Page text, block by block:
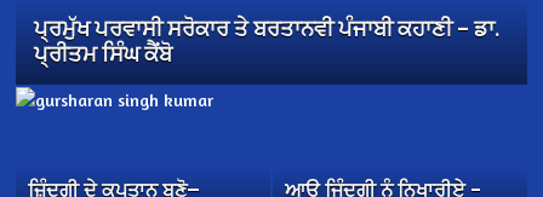
ਪ੍ਰਮੁੱਖ ਪਰਵਾਸੀ ਸਰੋਕਾਰ ਤੇ ਬਰਤਾਨਵੀ ਪੰਜਾਬੀ ਕਹਾਣੀ – ਡਾ.
ਪ੍ਰੀਤਮ ਸਿੰਘ ਕੈਂਬੋ
ਜ਼ਿੰਦਗੀ ਦੇ ਕਪਤਾਨ ਬਣੋ—
ਆਉ ਜਿੰਦਗੀ ਨੂੰ ਨਿਖਾਰੀਏ –